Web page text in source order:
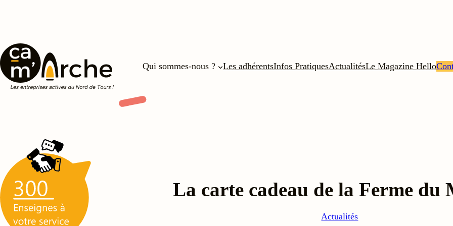
Qui sommes-nous ? Les adhérentsInfos PratiquesActualitésLe Magazine Hello
La carte cadeau de la Ferme du
Actualités